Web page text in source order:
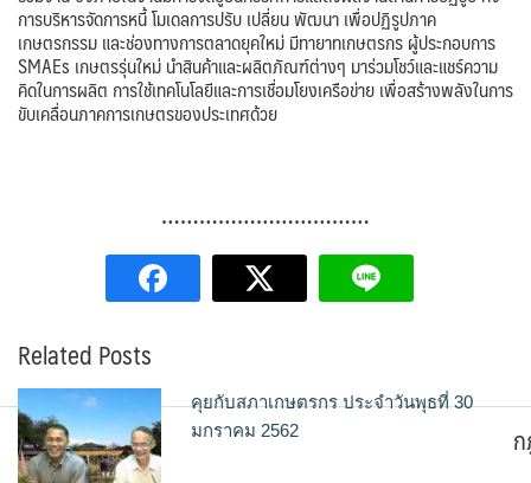
การบริหารจัดการหนี้ โมเดลการปรับ เปลี่ยน พัฒนา เพื่อปฏิรูปภาค
เกษตรกรรม และช่องทางการตลาดยุคใหม่ มีทายาทเกษตรกร ผู้ประกอบการ
SMAEs เกษตรรุ่นใหม่ นำสินค้าและผลิตภัณฑ์ต่างๆ มาร่วมโชว์และแชร์ความ
คิดในการผลิต การใช้เทคโนโลยีและการเชื่อมโยงเครือข่าย เพื่อสร้างพลังในการ
ขับเคลื่อนภาคการเกษตรของประเทศด้วย
……………………………
Related Posts
คุยกับสภาเกษตรกร ประจำวันพุธที่ 30
มกราคม 2562